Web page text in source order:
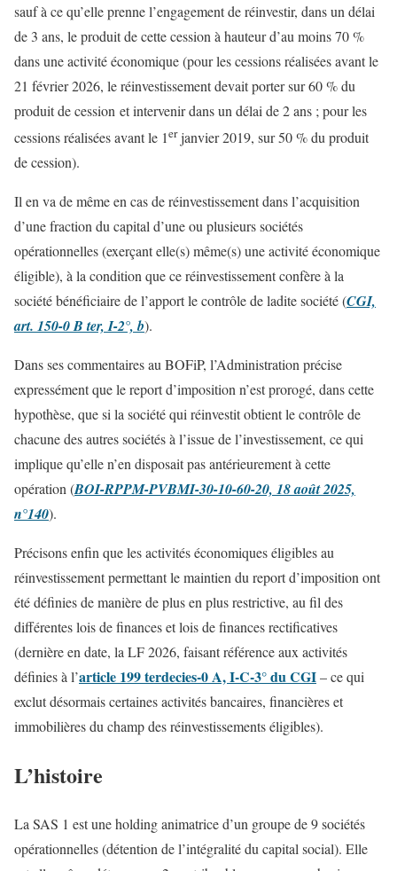
sauf à ce qu’elle prenne l’engagement de réinvestir, dans un délai
de 3 ans, le produit de cette cession à hauteur d’au moins 70 %
dans une activité économique (pour les cessions réalisées avant le
21 février 2026, le réinvestissement devait porter sur 60 % du
produit de cession et intervenir dans un délai de 2 ans ; pour les
cessions réalisées avant le 1erjanvier 2019, sur 50 % du produit
de cession).
Il en va de même en cas de réinvestissement dans l’acquisition
d’une fraction du capital d’une ou plusieurs sociétés
opérationnelles (exerçant elle(s) même(s) une activité économique
éligible), à la condition que ce réinvestissement confère à la
société bénéficiaire de l’apport le contrôle de ladite société (CGI,
art. 150-0 B ter, I-2°, b).
Dans ses commentaires au BOFiP, l’Administration précise
expressément que le report d’imposition n’est prorogé, dans cette
hypothèse, que si la société qui réinvestit obtient le contrôle de
chacune des autres sociétés à l’issue de l’investissement, ce qui
implique qu’elle n’en disposait pas antérieurement à cette
opération (BOI-RPPM-PVBMI-30-10-60-20, 18 août 2025,
n°140).
Précisons enfin que les activités économiques éligibles au
réinvestissement permettant le maintien du report d’imposition ont
été définies de manière de plus en plus restrictive, au fil des
différentes lois de finances et lois de finances rectificatives
(dernière en date, la LF 2026, faisant référence aux activités
définies à l’article 199 terdecies-0 A, I-C-3° du CGI– ce qui
exclut désormais certaines activités bancaires, financières et
immobilières du champ des réinvestissements éligibles).
L’histoire
La SAS 1 est une holding animatrice d’un groupe de 9 sociétés
opérationnelles (détention de l’intégralité du capital social). Elle